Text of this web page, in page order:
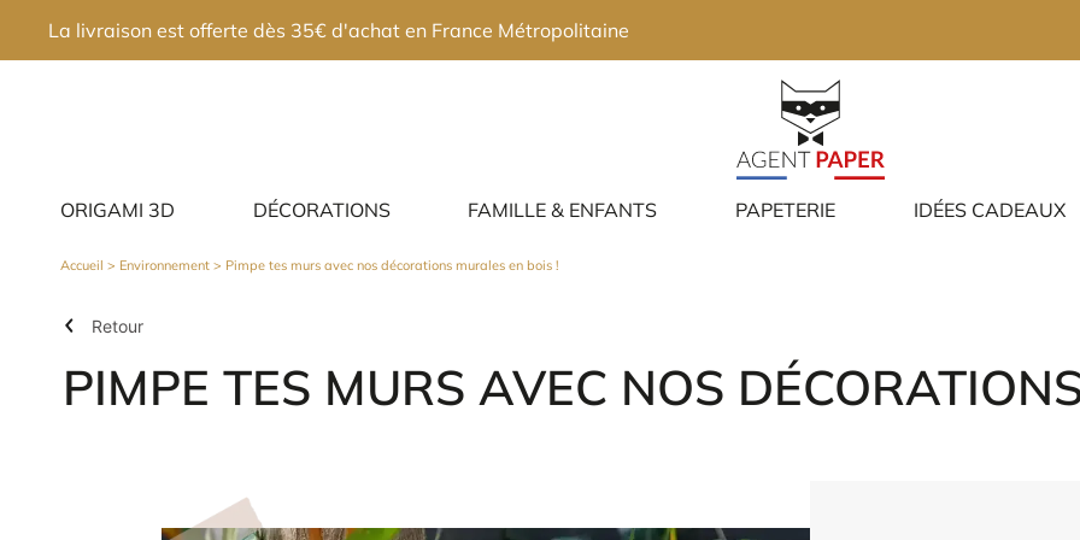
ORIGAMI 3D DÉCORATIONS FAMILLE & ENFANTS PAPETERIE IDÉES CADEAUX
La livraison est offerte dès 35€ d'achat en France Métropolitaine
Accueil > Environnement > Pimpe tes murs avec nos décorations murales en bois !
Retour
PIMPE TES MURS AVEC NOS
×